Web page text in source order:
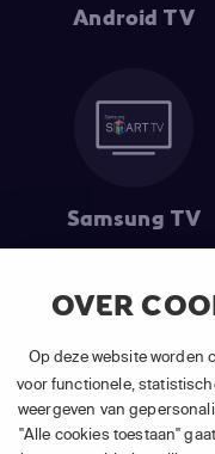
OVER
Op deze website worden
voor functionele,
weergeven van
"Alle cookies toestaan"
Android TV
Samsung TV
(1) De eerste 30 dagen
van
(2)
(3) Restart & Replayis